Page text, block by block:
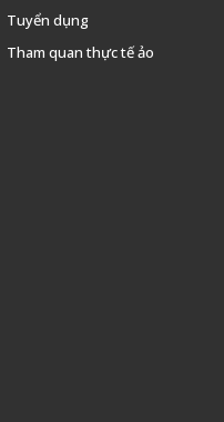
Tuyển dụng
Tham quan thực tế ảo